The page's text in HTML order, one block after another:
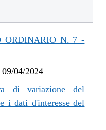
ORDINARIO N. 7 -
09/04/2024
di variazione del
i dati d'interesse del